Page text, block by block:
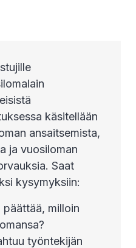
käsitellään
ansaitsemista,
ja vuosiloman
Saat
kysymyksiin:
milloin
työntekijän